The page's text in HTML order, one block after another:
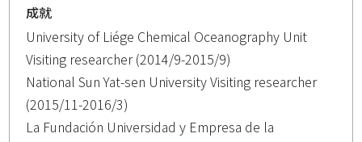
成就
University of Liége Chemical Oceanography Unit
Visiting researcher (2014/9-2015/9)
National Sun Yat-sen University Visiting researcher
(2015/11-2016/3)
La Fundación Universidad y Empresa de la